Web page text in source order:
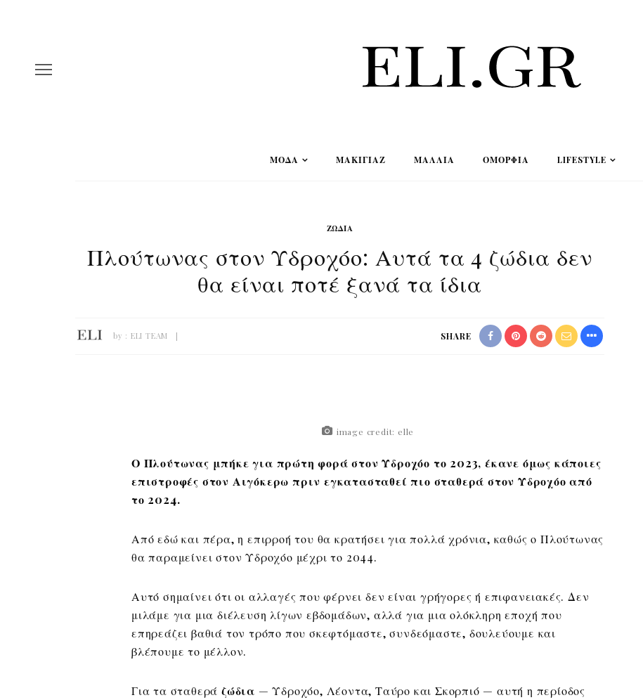
ΜΟΔΑ ΜΑΚΙΓΙΆΖ ΜΑΛΛΙΆ ΟΜΟΡΦΙΆ LIFESTYLE
ΖΏΔΙΑ
Πλούτωνας στον Υδροχόο: Αυτά τα 4 ζώδια δεν
θα είναι ποτέ ξανά τα ίδια
by : ELI TEAM SHARE
image credit: elle
Ο Πλούτωνας μπήκε για πρώτη φορά στον Υδροχόο το 2023, έκανε όμως κάποιες
επιστροφές στον Αιγόκερω πριν εγκατασταθεί πιο σταθερά στον Υδροχόο από
το 2024.
Από εδώ και πέρα, η επιρροή του θα κρατήσει για πολλά χρόνια, καθώς ο Πλούτωνας
θα παραμείνει στον Υδροχόο μέχρι το 2044.
Αυτό σημαίνει ότι οι αλλαγές που φέρνει δεν είναι γρήγορες ή επιφανειακές. Δεν
μιλάμε για μια διέλευση λίγων εβδομάδων, αλλά για μια ολόκληρη εποχή που
επηρεάζει βαθιά τον τρόπο που σκεφτόμαστε, συνδεόμαστε, δουλεύουμε και
βλέπουμε το μέλλον.
Για τα σταθερά ζώδια — Υδροχόο, Λέοντα, Ταύρο και Σκορπιό — αυτή η περίοδος